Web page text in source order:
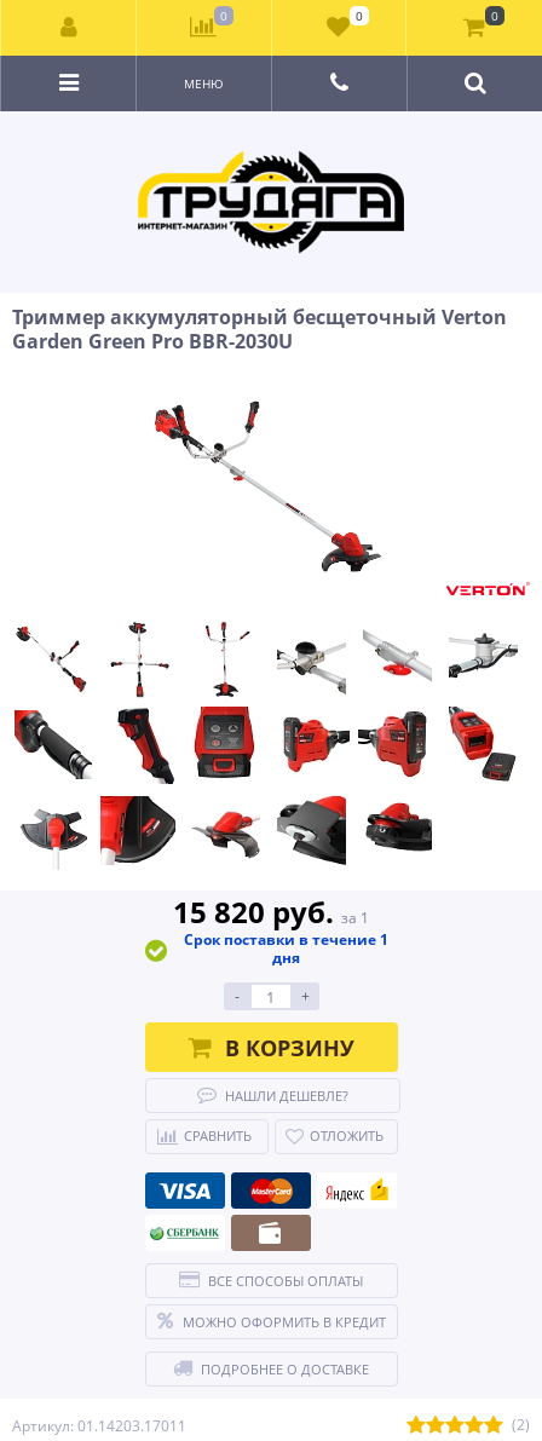
МЕНЮ
Триммер аккумуляторный бесщеточный Verton
Garden Green Pro BBR-2030U
Артикул: 01.14203.17011
(2)
15 820 руб. за 1
Срок поставки в течение 1
дня
-
+
В КОРЗИНУ
НАШЛИ ДЕШЕВЛЕ?
СРАВНИТЬ ОТЛОЖИТЬ
ВСЕ СПОСОБЫ ОПЛАТЫ
МОЖНО ОФОРМИТЬ В КРЕДИТ
ПОДРОБНЕЕ О ДОСТАВКЕ
0 0 0